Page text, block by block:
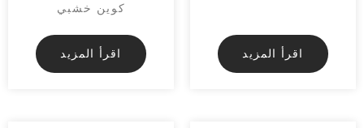
كوين خشبي
اقرأ المزيد اقرأ المزيد